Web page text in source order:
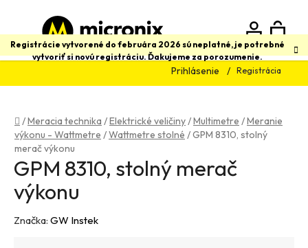
obsah
Registrácie vytvorené do februára 2026 sú neplatné, je potrebné
vytvoriť si novú registráciu. Ďakujeme za porozumenie.
Prihlásenie Registrácia
Hľadať
Domov
/Meracia technika /Elektrické veličiny/Multimetre /Meranie
výkonu - Wattmetre /Wattmetre stolné /GPM 8310, stolný
merač výkonu
GPM 8310, stolný merač
výkonu
Značka: GW Instek